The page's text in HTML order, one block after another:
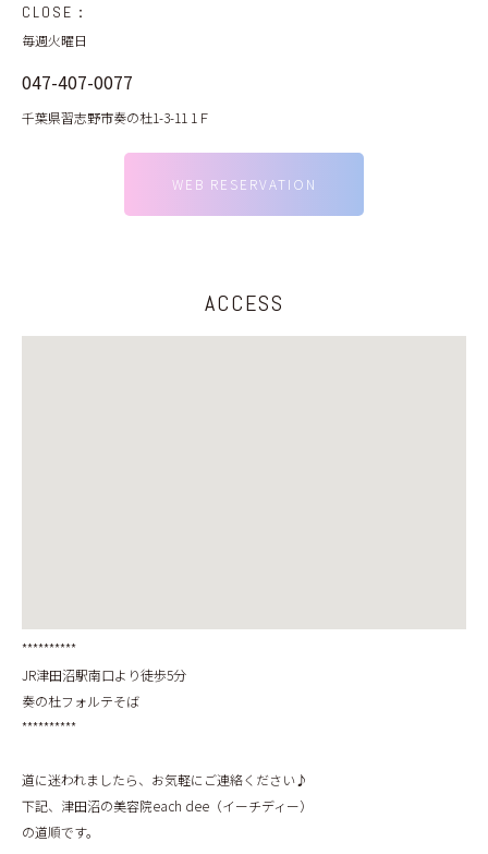
CLOSE：
毎週火曜日
047-407-0077
千葉県習志野市奏の杜1-3-11 1Ｆ
WEB RESERVATION
ACCESS
**********
JR津田沼駅南口より徒歩5分
奏の杜フォルテそば
**********
道に迷われましたら、お気軽にご連絡ください♪
下記、津田沼の美容院each dee（イーチディー）
の道順です。